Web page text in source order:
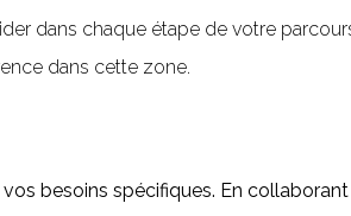
dans chaque étape de votre
dans cette zone.
besoins spécifiques. En